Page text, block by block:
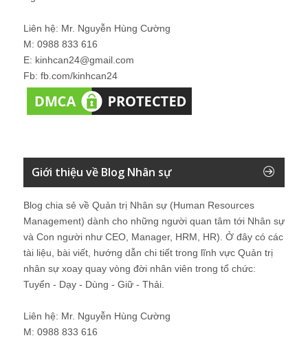
Liên hệ: Mr. Nguyễn Hùng Cường
M: 0988 833 616
E: kinhcan24@gmail.com
Fb: fb.com/kinhcan24
Giới thiệu về Blog Nhân sự
Blog chia sẻ về Quản trị Nhân sự (Human Resources
Management) dành cho những người quan tâm tới Nhân sự
và Con người như CEO, Manager, HRM, HR). Ở đây có các
tài liệu, bài viết, hướng dẫn chi tiết trong lĩnh vực Quản trị
nhân sự xoay quay vòng đời nhân viên trong tổ chức:
Tuyển - Dạy - Dùng - Giữ - Thải.
Liên hệ: Mr. Nguyễn Hùng Cường
M: 0988 833 616